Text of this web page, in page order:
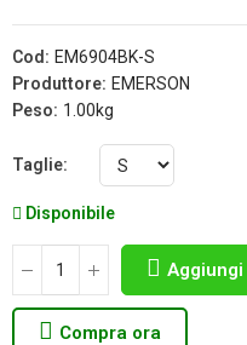
Cod: EM6904BK-S
Produttore: EMERSON
Peso: 1.00kg
Taglie
Disponibile
Compra ora